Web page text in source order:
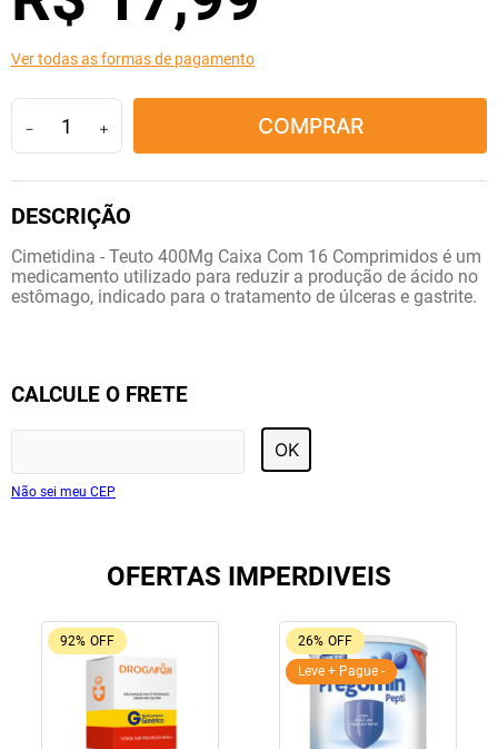
Ver todas as formas de pagamento
＋
－ COMPRAR
Cimetidina - Teuto 400Mg Caixa Com 16 Comprimidos é um
medicamento utilizado para reduzir a produção de ácido no
estômago, indicado para o tratamento de úlceras e gastrite.
CALCULE O FRETE
OK
Não sei meu CEP
OFERTAS IMPERDIVEIS
92% OFF 26% OFF
Leve + Pague -
10
fraldas geriátricas